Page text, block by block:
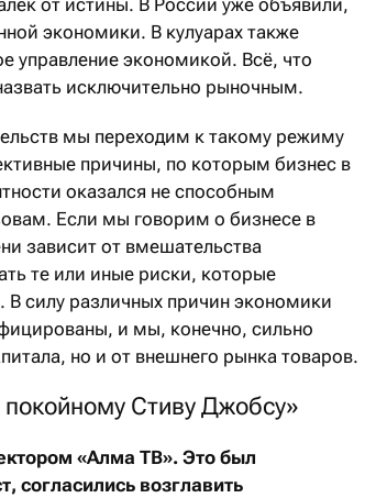
от истины. В России уже объявили,
экономики. В кулуарах также
управление экономикой. Всё, что
исключительно рыночным.
мы переходим к такому режиму
причины, по которым бизнес в
оказался не способным
Если мы говорим о бизнесе в
зависит от вмешательства
те или иные риски, которые
В силу различных причин экономики
и мы, конечно, сильно
но и от внешнего рынка товаров.
Стиву Джобсу»
«Алма ТВ». Это был
согласились возглавить